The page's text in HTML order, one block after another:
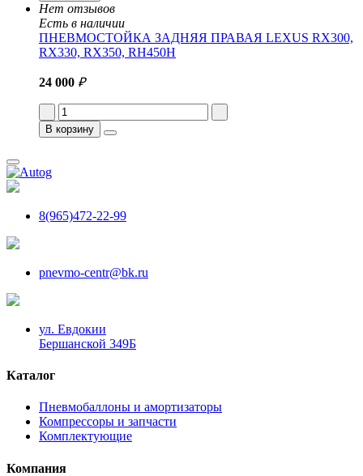
Нет отзывов
Есть в наличии
ПНЕВМОСТОЙКА ЗАДНЯЯ ПРАВАЯ LEXUS RX300,
RX330, RX350, RH450H
24 000 ₽
В корзину
8(965)472-22-99
pnevmo-centr@bk.ru
ул. Евдокии
Бершанской 349Б
Каталог
Пневмобаллоны и амортизаторы
Компрессоры и запчасти
Комплектующие
Компания